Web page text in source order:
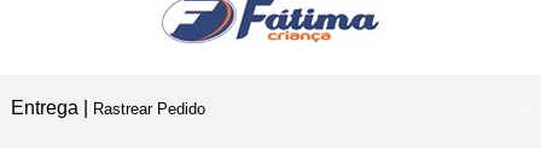
Entrega | Rastrear Pedido